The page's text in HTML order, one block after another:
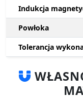
Indukcja
Powłoka
Tolerancja